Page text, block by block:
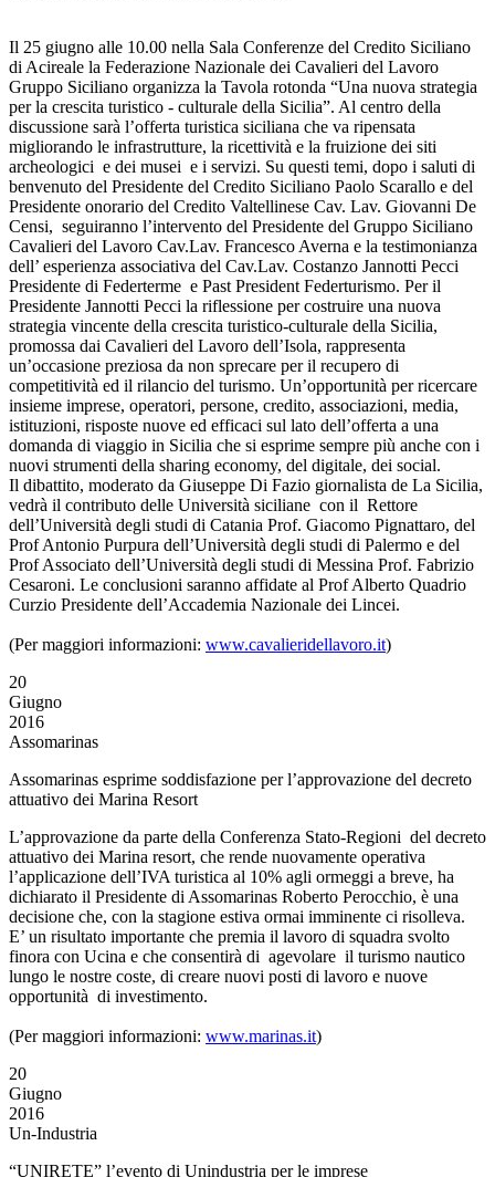
Il 25 giugno alle 10.00 nella Sala Conferenze del Credito Siciliano
di Acireale la Federazione Nazionale dei Cavalieri del Lavoro
Gruppo Siciliano organizza la Tavola rotonda “Una nuova strategia
per la crescita turistico - culturale della Sicilia”. Al centro della
discussione sarà l’offerta turistica siciliana che va ripensata
migliorando le infrastrutture, la ricettività e la fruizione dei siti
archeologici e dei musei e i servizi. Su questi temi, dopo i saluti di
benvenuto del Presidente del Credito Siciliano Paolo Scarallo e del
Presidente onorario del Credito Valtellinese Cav. Lav. Giovanni De
Censi, seguiranno l’intervento del Presidente del Gruppo Siciliano
Cavalieri del Lavoro Cav.Lav. Francesco Averna e la testimonianza
dell’ esperienza associativa del Cav.Lav. Costanzo Jannotti Pecci
Presidente di Federterme e Past President Federturismo. Per il
Presidente Jannotti Pecci la riflessione per costruire una nuova
strategia vincente della crescita turistico-culturale della Sicilia,
promossa dai Cavalieri del Lavoro dell’Isola, rappresenta
un’occasione preziosa da non sprecare per il recupero di
competitività ed il rilancio del turismo. Un’opportunità per ricercare
insieme imprese, operatori, persone, credito, associazioni, media,
istituzioni, risposte nuove ed efficaci sul lato dell’offerta a una
domanda di viaggio in Sicilia che si esprime sempre più anche con i
nuovi strumenti della sharing economy, del digitale, dei social.
Il dibattito, moderato da Giuseppe Di Fazio giornalista de La Sicilia,
vedrà il contributo delle Università siciliane con il Rettore
dell’Università degli studi di Catania Prof. Giacomo Pignattaro, del
Prof Antonio Purpura dell’Università degli studi di Palermo e del
Prof Associato dell’Università degli studi di Messina Prof. Fabrizio
Cesaroni. Le conclusioni saranno affidate al Prof Alberto Quadrio
Curzio Presidente dell’Accademia Nazionale dei Lincei.
(Per maggiori informazioni: www.cavalieridellavoro.it)
20
Giugno
2016
Assomarinas
Assomarinas esprime soddisfazione per l’approvazione del decreto
attuativo dei Marina Resort
L’approvazione da parte della Conferenza Stato-Regioni del decreto
attuativo dei Marina resort, che rende nuovamente operativa
l’applicazione dell’IVA turistica al 10% agli ormeggi a breve, ha
dichiarato il Presidente di Assomarinas Roberto Perocchio, è una
decisione che, con la stagione estiva ormai imminente ci risolleva.
E’ un risultato importante che premia il lavoro di squadra svolto
finora con Ucina e che consentirà di agevolare il turismo nautico
lungo le nostre coste, di creare nuovi posti di lavoro e nuove
opportunità di investimento.
(Per maggiori informazioni: www.marinas.it)
20
Giugno
2016
Un-Industria
“UNIRETE” l’evento di Unindustria per le imprese